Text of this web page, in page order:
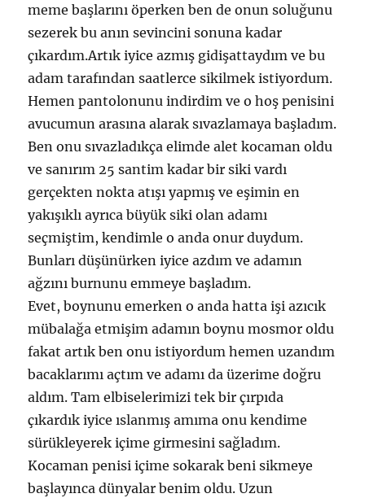
meme başlarını öperken ben de onun soluğunu
sezerek bu anın sevincini sonuna kadar
çıkardım.Artık iyice azmış gidişattaydım ve bu
adam tarafından saatlerce sikilmek istiyordum.
Hemen pantolonunu indirdim ve o hoş penisini
avucumun arasına alarak sıvazlamaya başladım.
Ben onu sıvazladıkça elimde alet kocaman oldu
ve sanırım 25 santim kadar bir siki vardı
gerçekten nokta atışı yapmış ve eşimin en
yakışıklı ayrıca büyük siki olan adamı
seçmiştim, kendimle o anda onur duydum.
Bunları düşünürken iyice azdım ve adamın
ağzını burnunu emmeye başladım.
Evet, boynunu emerken o anda hatta işi azıcık
mübalağa etmişim adamın boynu mosmor oldu
fakat artık ben onu istiyordum hemen uzandım
bacaklarımı açtım ve adamı da üzerime doğru
aldım. Tam elbiselerimizi tek bir çırpıda
çıkardık iyice ıslanmış amıma onu kendime
sürükleyerek içime girmesini sağladım.
Kocaman penisi içime sokarak beni sikmeye
başlayınca dünyalar benim oldu. Uzun